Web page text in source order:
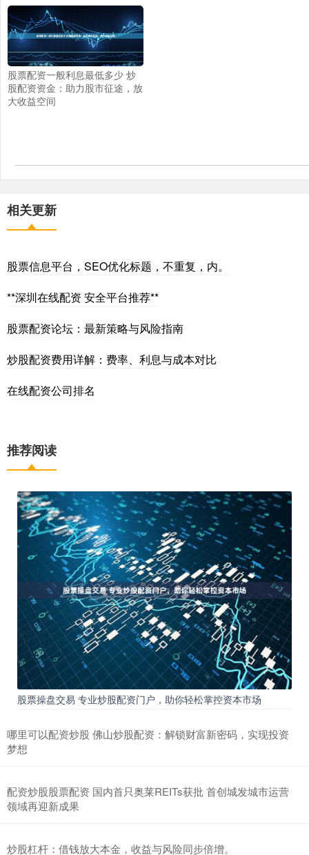
股票配资一般利息最低多少 炒
股配资资金：助力股市征途，放
大收益空间
相关更新
股票信息平台，SEO优化标题，不重复，内。
**深圳在线配资 安全平台推荐**
股票配资论坛：最新策略与风险指南
炒股配资费用详解：费率、利息与成本对比
在线配资公司排名
推荐阅读
股票操盘交易 专业炒股配资门户，助你轻松掌控资本市场
哪里可以配资炒股 佛山炒股配资：解锁财富新密码，实现投资
梦想
配资炒股股票配资 国内首只奥莱REITs获批 首创城发城市运营
领域再迎新成果
炒股杠杆：借钱放大本金，收益与风险同步倍增。